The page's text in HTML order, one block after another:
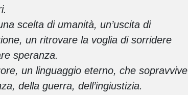
scelta di umanità, un’uscita di
un ritrovare la voglia di sorridere
speranza.
un linguaggio eterno, che sopravvive
della guerra, dell’ingiustizia.